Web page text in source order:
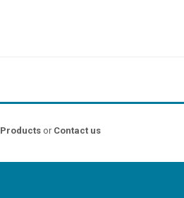
Productsor Contact us